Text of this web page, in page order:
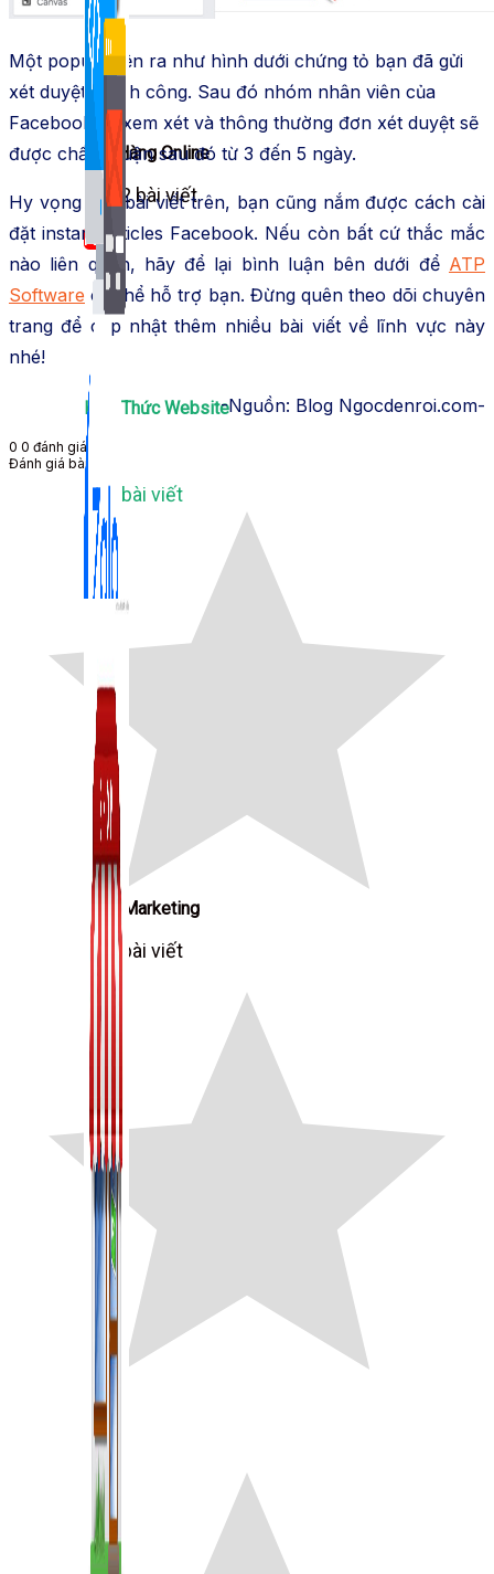
Bán Hàng Online
2,632 bài viết
New
Zalo Marketing
104 bài viết
New
Kiến Thức Website
309 bài viết
Một popup hiện ra như hình dưới chứng tỏ bạn đã gửi
xét duyệt thành công. Sau đó nhóm nhân viên của
Facebook sẽ xem xét và thông thường đơn xét duyệt sẽ
được chấp thuận sau đó từ 3 đến 5 ngày.
Hy vọng qua bài viết trên, bạn cũng nắm được cách cài
đặt instant articles Facebook. Nếu còn bất cứ thắc mắc
nào liên quan, hãy để lại bình luận bên dưới để ATP
Software có thể hỗ trợ bạn. Đừng quên theo dõi chuyên
trang để cập nhật thêm nhiều bài viết về lĩnh vực này
nhé!
-Nguồn: Blog Ngocdenroi.com-
0 0 đánh giá
Đánh giá bài viết